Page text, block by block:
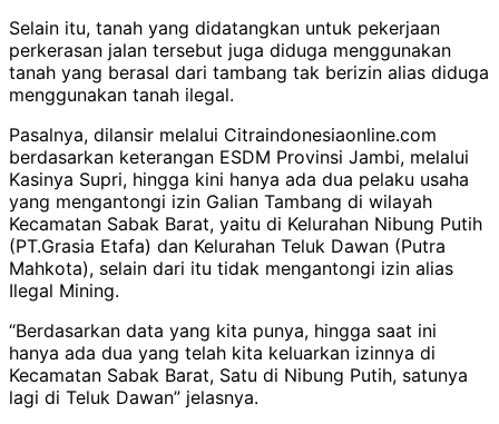
Selain itu, tanah yang didatangkan untuk pekerjaan
perkerasan jalan tersebut juga diduga menggunakan
tanah yang berasal dari tambang tak berizin alias diduga
menggunakan tanah ilegal.
Pasalnya, dilansir melalui Citraindonesiaonline.com
berdasarkan keterangan ESDM Provinsi Jambi, melalui
Kasinya Supri, hingga kini hanya ada dua pelaku usaha
yang mengantongi izin Galian Tambang di wilayah
Kecamatan Sabak Barat, yaitu di Kelurahan Nibung Putih
(PT.Grasia Etafa) dan Kelurahan Teluk Dawan (Putra
Mahkota), selain dari itu tidak mengantongi izin alias
Ilegal Mining.
“Berdasarkan data yang kita punya, hingga saat ini
hanya ada dua yang telah kita keluarkan izinnya di
Kecamatan Sabak Barat, Satu di Nibung Putih, satunya
lagi di Teluk Dawan” jelasnya.